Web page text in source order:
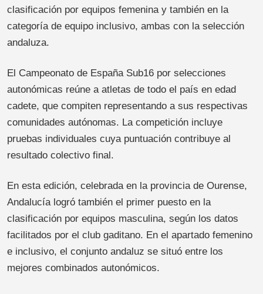
clasificación por equipos femenina y también en la
categoría de equipo inclusivo, ambas con la selección
andaluza.
El Campeonato de España Sub16 por selecciones
autonómicas reúne a atletas de todo el país en edad
cadete, que compiten representando a sus respectivas
comunidades autónomas. La competición incluye
pruebas individuales cuya puntuación contribuye al
resultado colectivo final.
En esta edición, celebrada en la provincia de Ourense,
Andalucía logró también el primer puesto en la
clasificación por equipos masculina, según los datos
facilitados por el club gaditano. En el apartado femenino
e inclusivo, el conjunto andaluz se situó entre los
mejores combinados autonómicos.